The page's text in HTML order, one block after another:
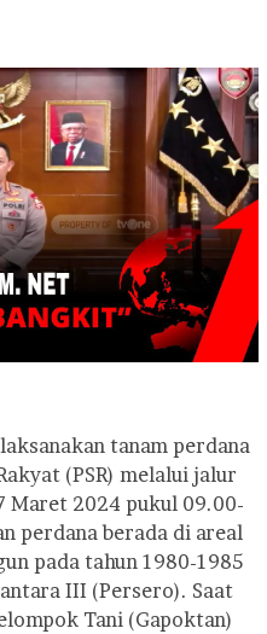
tanam perdana
(PSR) melalui jalur
Maret 2024 pukul 09.00-
perdana berada di areal
pada tahun 1980-1985
III (Persero). Saat
Tani (Gapoktan)